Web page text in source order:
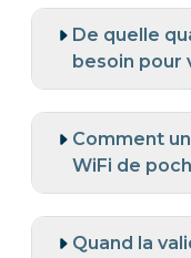
De quelle
besoin pour
Comment
WiFi de
Quand la